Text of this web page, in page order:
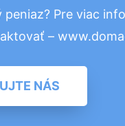
Pre viac
–
NÁS